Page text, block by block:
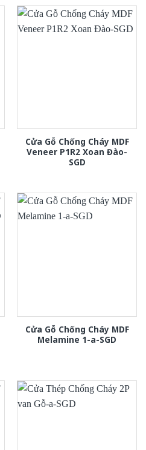
Cửa Gỗ Chống Cháy MDF
Veneer P1R2 Xoan Đào-
SGD
Cửa Gỗ Chống Cháy MDF
Melamine 1-a-SGD